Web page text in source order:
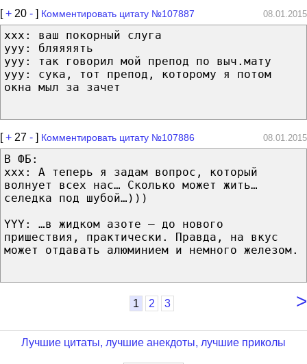
[+ 20 - ] Комментировать цитату №107887 08.01.2015
xxx: ваш покорный слуга
yyy: бляяяять
yyy: так говорил мой препод по выч.мату
yyy: сука, тот препод, которому я потом
окна мыл за зачет
[+ 27 - ] Комментировать цитату №107886 08.01.2015
В ФБ:
ххх: А теперь я задам вопрос, который
волнует всех нас… Сколько может жить…
селедка под шубой…)))
YYY: …в жидком азоте — до нового
пришествия, практически. Правда, на вкус
может отдавать алюминием и немного железом.
>
1 2 3
Лучшие цитаты, лучшие анекдоты, лучшие приколы